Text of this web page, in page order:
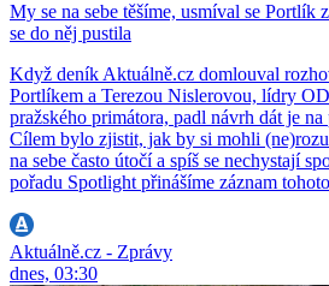
My se na sebe těšíme, usmíval se Portlík
se do něj pustila
Když deník Aktuálně.cz domlouval
Portlíkem a Terezou Nislerovou, lídry
pražského primátora, padl návrh dát je
Cílem bylo zjistit, jak by si mohli
na sebe často útočí a spíš se nechystají
pořadu Spotlight přinášíme záznam
Aktuálně.cz - Zprávy
dnes, 03:30